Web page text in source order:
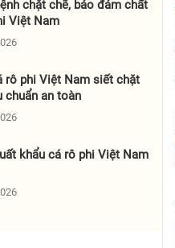
chặt chẽ, bảo đảm chất
Việt Nam
rô phi Việt Nam siết chặt
chuẩn an toàn
khẩu cá rô phi Việt Nam